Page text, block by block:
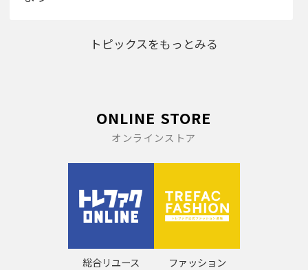
トピックスをもっとみる
ONLINE STORE
オンラインストア
総合リユース ファッション